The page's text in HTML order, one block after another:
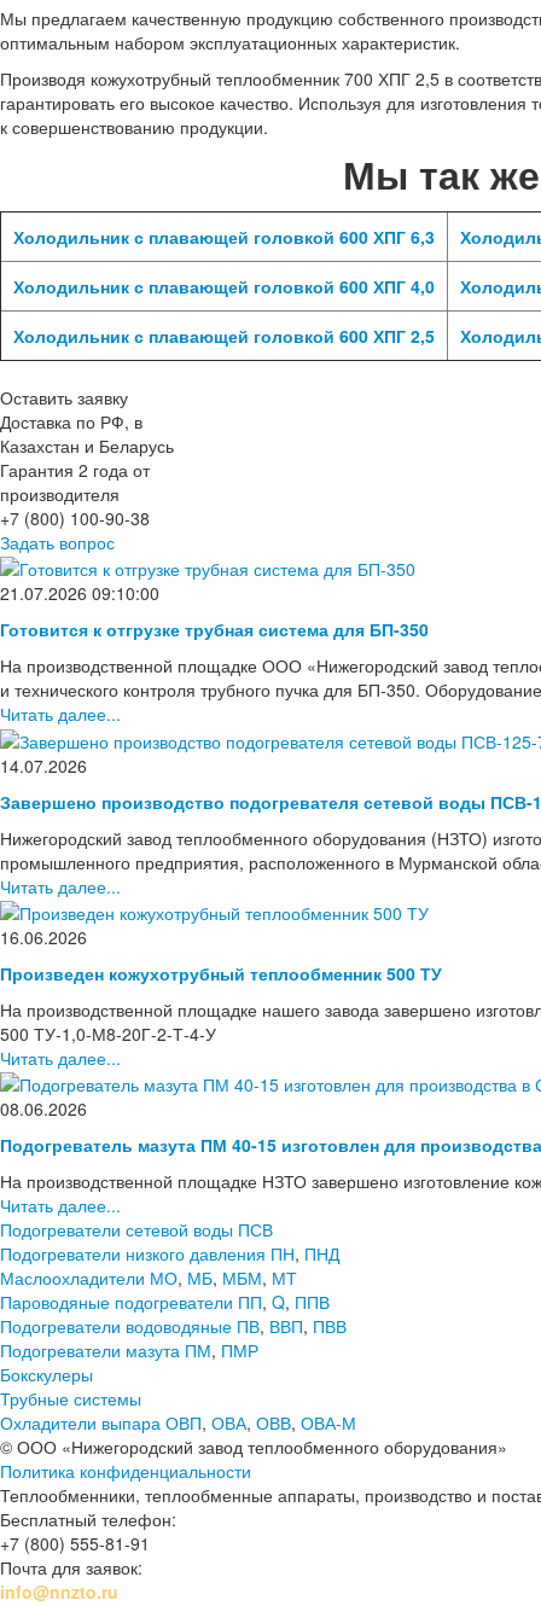
Мы предлагаем качественную продукцию собственного
оптимальным набором эксплуатационных характеристик.
Производя кожухотрубный теплообменник 700 ХПГ 2,5 в
гарантировать его высокое качество. Используя для
к совершенствованию продукции.
Мы так
Холодильник с плавающей головкой 600 ХПГ 6,3
Холодильник с плавающей головкой 600 ХПГ 4,0
Холодильник с плавающей головкой 600 ХПГ 2,5
Оставить заявку
Доставка по РФ, в
Казахстан и Беларусь
Гарантия 2 года от
производителя
+7 (800) 100-90-38
Задать вопрос
21.07.2026 09:10:00
Готовится к отгрузке трубная система для БП-350
На производственной площадке ООО «Нижегородский завод
и технического контроля трубного пучка для БП-350.
Читать далее...
14.07.2026
Завершено производство подогревателя сетевой воды ПСВ-
Нижегородский завод теплообменного оборудования (НЗТО)
промышленного предприятия, расположенного в Мурманской
Читать далее...
16.06.2026
Произведен кожухотрубный теплообменник 500 ТУ
На производственной площадке нашего завода завершено
500 ТУ-1,0-М8-20Г-2-Т-4-У
Читать далее...
08.06.2026
Подогреватель мазута ПМ 40-15 изготовлен для
На производственной площадке НЗТО завершено изготовление
Читать далее...
Подогреватели сетевой воды ПСВ
Подогреватели низкого давления ПН, ПНД
Маслоохладители МО, МБ, МБМ, МТ
Пароводяные подогреватели ПП, Q, ППВ
Подогреватели водоводяные ПВ, ВВП, ПВВ
Подогреватели мазута ПМ, ПМР
Бокскулеры
Трубные системы
Охладители выпара ОВП, ОВА, ОВВ, ОВА-М
© ООО «Нижегородский завод теплообменного оборудования»
Политика конфиденциальности
Теплообменники, теплообменные аппараты, производство и
Бесплатный телефон:
+7 (800) 555-81-91
Почта для заявок:
info@nnzto.ru